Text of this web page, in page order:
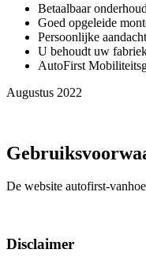
Betaalbaar
Goed opgeleide
Persoonlijke
U behoudt uw
AutoFirst
Augustus 2022
De website autofirst-
Disclaimer